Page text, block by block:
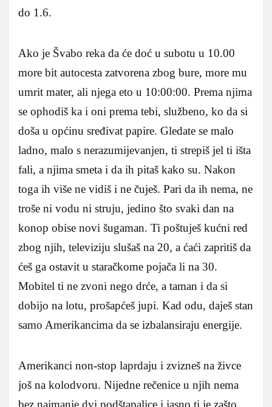
do 1.6.
Ako je Švabo reka da će doć u subotu u 10.00
more bit autocesta zatvorena zbog bure, more mu
umrit mater, ali njega eto u 10:00:00. Prema njima
se ophodiš ka i oni prema tebi, službeno, ko da si
doša u općinu sređivat papire. Gledate se malo
ladno, malo s nerazumijevanjen, ti strepiš jel ti išta
fali, a njima smeta i da ih pitaš kako su. Nakon
toga ih više ne vidiš i ne čuješ. Pari da ih nema, ne
troše ni vodu ni struju, jedino što svaki dan na
konop obise novi šugaman. Ti poštuješ kućni red
zbog njih, televiziju slušaš na 20, a ćaći zapritiš da
ćeš ga ostavit u staračkome pojača li na 30.
Mobitel ti ne zvoni nego drće, a taman i da si
dobijo na lotu, prošapćeš jupi. Kad odu, daješ stan
samo Amerikancima da se izbalansiraju energije.
Amerikanci non-stop laprdaju i zvizneš na živce
još na kolodvoru. Nijedne rečenice u njih nema
bez najmanje dvi podštapalice i jasno ti je zašto